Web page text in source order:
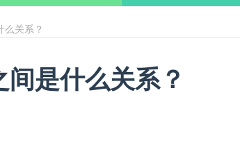
么关系？
是什么关系？